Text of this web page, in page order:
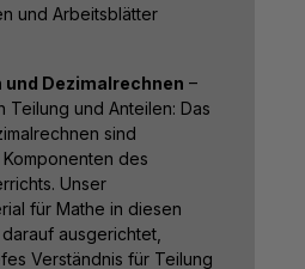
und Arbeitsblätter
Dezimalrechnen –
Teilung und Anteilen: Das
sind
des
Unser
für Mathe in diesen
ausgerichtet,
Verständnis für Teilung